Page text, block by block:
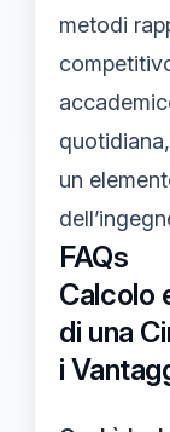
metodi
un
FAQs
Calcolo
di una
i